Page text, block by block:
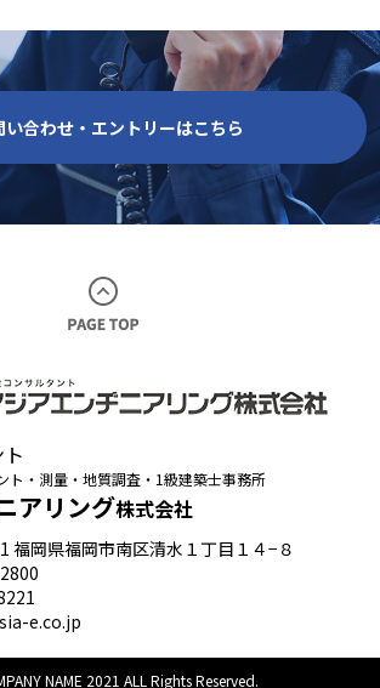
い合わせ・エントリーはこちら
ト・測量・地質調査・1級建築士事務所
アリング株式会社
福岡県福岡市南区清水１丁目１４−８
e.co.jp
NAME 2021 ALL Rights Reserved.